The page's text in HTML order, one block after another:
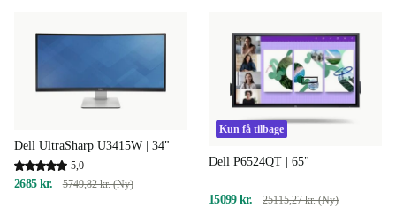
Dell UltraSharp U3415W | 34"
5,0
2685 kr. 5749,82 kr. (Ny)
Kun få tilbage
Dell P6524QT | 65"
15099 kr. 25115,27 kr. (Ny)